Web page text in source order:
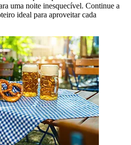
uma noite inesquecível. Continue a
ideal para aproveitar cada